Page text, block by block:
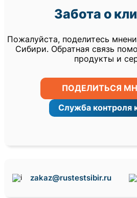
Забота о
Пожалуйста, поделитесь
Сибири. Обратная связь
продукты и
ПОДЕЛИТЬСЯ
Служба контроля
zakaz@rustestsibir.ru